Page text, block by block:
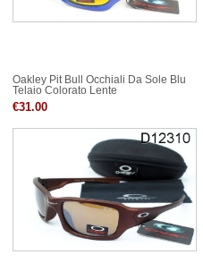
Oakley Pit Bull Occhiali Da Sole Blu
Telaio Colorato Lente
€31.00